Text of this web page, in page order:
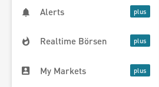
Alerts
Realtime Börsen
My Markets